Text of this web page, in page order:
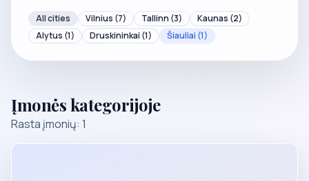
All cities Vilnius (7) Tallinn (3) Kaunas (2)
Alytus (1) Druskininkai (1) Šiauliai (1)
Įmonės kategorijoje
Rasta įmonių: 1